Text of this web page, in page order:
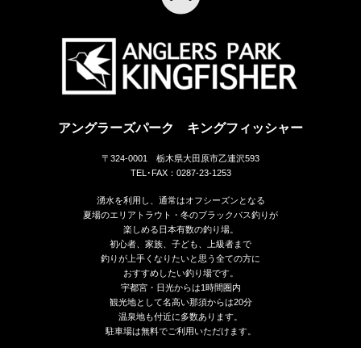
アングラーズパーク キングフィッシャー
〒324-0001 栃木県大田原市乙連沢593
TEL･FAX：0287-23-1253
湧水を利用し、通常はオフシーズンとなる
夏場のエリアトラウト・冬のブラックバス釣りが
楽しめる日本有数の釣り場。
初心者、家族、子ども、上級者まで
釣りが上手くなりたいと思う全ての方に
おすすめしたい釣り場です。
宇都宮・日光からは1時間圏内
観光地として名高い那須からは20分
温泉地も付近に多数あります。
駐車場は無料でご利用いただけます。